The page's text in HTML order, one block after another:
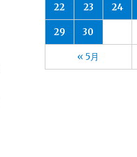
22 23 24
29 30
« 5月